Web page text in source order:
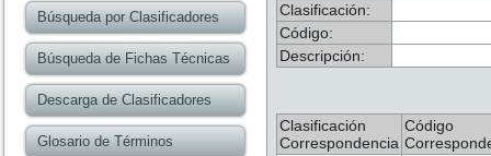
Búsqueda por Clasificadores
Búsqueda de Fichas Técnicas
Descarga de Clasificadores
Glosario de Términos
Clasificación:
Código:
Descripción:
Clasificación
Correspondencia
Código